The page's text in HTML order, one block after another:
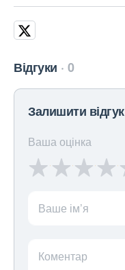
Відгуки 0
Залишити відгук
Ваша оцінка
Ваше ім’я
Коментар